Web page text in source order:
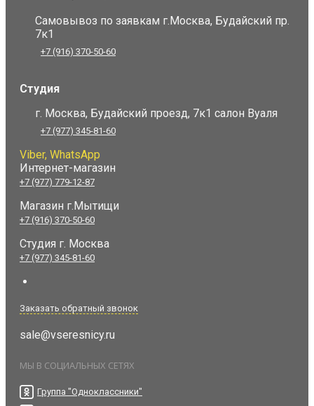
Самовывоз по заявкам г.Москва, Будайский пр.
7к1
+7 (916) 370-50-60
Студия
г. Москва, Будайский проезд, 7к1 салон Вуаля
+7 (977) 345-81-60
Viber, WhatsApp
Интернет-магазин
+7 (977) 779-12-87
Магазин г.Мытищи
+7 (916) 370-50-60
Студия г. Москва
+7 (977) 345-81-60
Заказать обратный звонок
sale@vseresnicy.ru
МЫ В СОЦИАЛЬНЫХ СЕТЯХ
Группа "Одноклассники"